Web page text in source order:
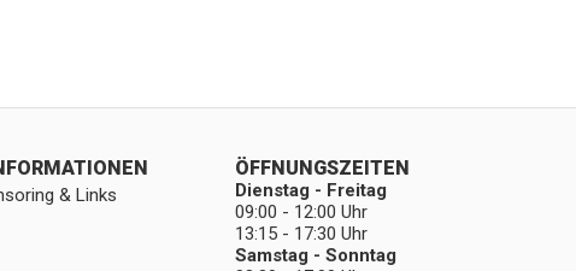
& Links
ÖFFNUNGSZEITEN
Dienstag - Freitag
09:00 - 12:00 Uhr
13:15 - 17:30 Uhr
Samstag - Sonntag